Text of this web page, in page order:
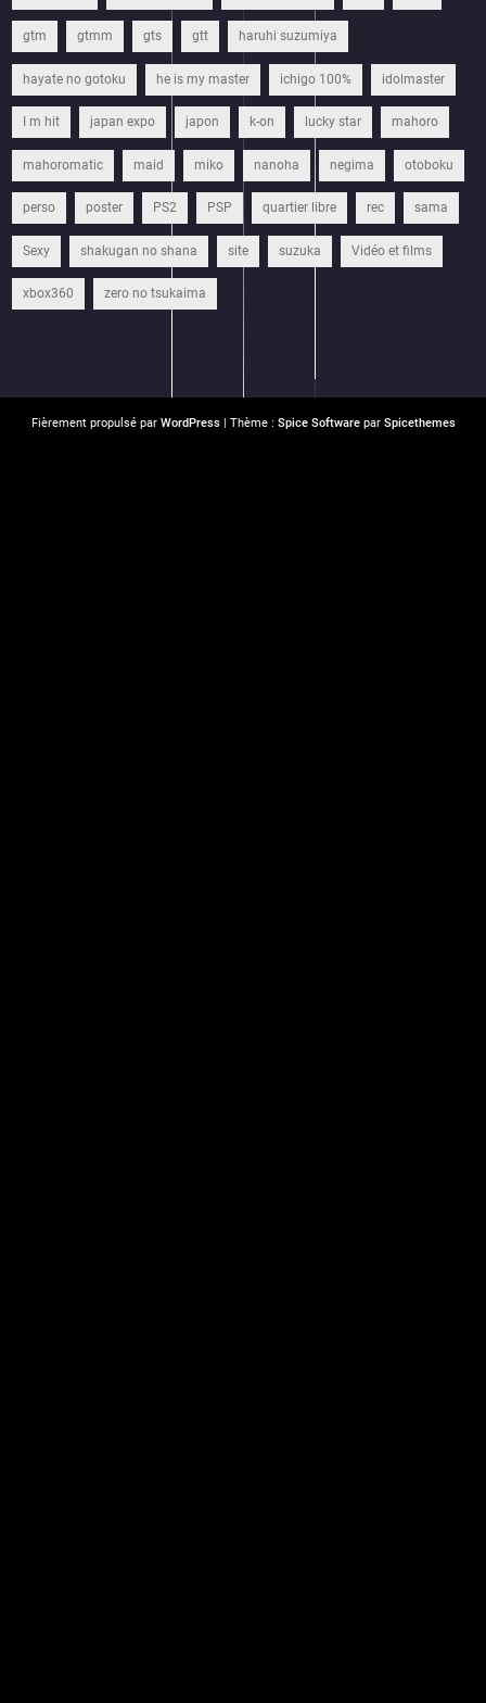
gtm gtmm gts gtt haruhi suzumiya
hayate no gotoku he is my master ichigo 100% idolmaster
I m hit japan expo japon k-on lucky star mahoro
mahoromatic maid miko nanoha negima otoboku
perso poster PS2 PSP quartier libre rec sama
Sexy shakugan no shana site suzuka Vidéo et films
xbox360 zero no tsukaima
Fièrement propulsé par WordPress| Thème : Spice Softwarepar Spicethemes